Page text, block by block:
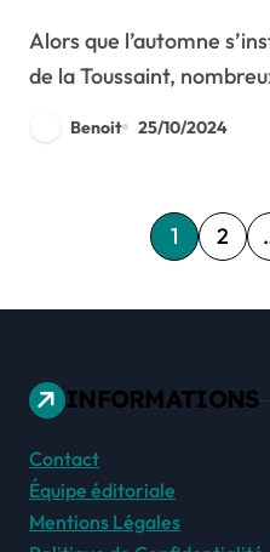
Alors que l’automne s’installe avec les vacances
de la Toussaint,
Benoit 25/10/2024
P
i
a
t
1 2
INFORMATIONS
Contact
Équipe éditoriale
Mentions Légales